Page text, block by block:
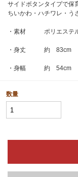
サイドボタンタイプで保
ちいかわ・ハチワレ・う
・素材 ポリエステ
・身丈 約 83cm
・身幅 約 54cm
数量